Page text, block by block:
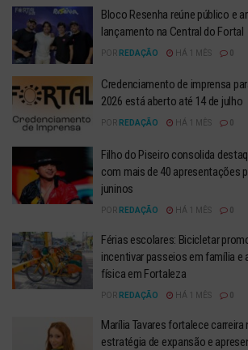
Bloco Resenha reúne público e
lançamento na Central do Fortal
POR REDAÇÃO HÁ 1 MÊS
Credenciamento de imprensa
2026 está aberto até 14 de julho
POR REDAÇÃO HÁ 1 MÊS
Filho do Piseiro consolida
com mais de 40 apresentações
juninos
POR REDAÇÃO HÁ 1 MÊS
Férias escolares: Bicicletar
incentivar passeios em família e
física em Fortaleza
POR REDAÇÃO HÁ 1 MÊS
Marília Tavares fortalece
estratégia de expansão e